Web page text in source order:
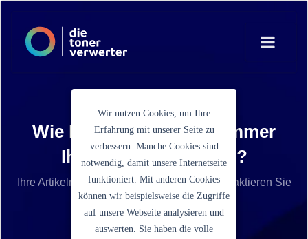
Wie lautet die Artikelnummer
Ihrer Tonerkartusche?
Ihre Artikelnummer ist nicht aufgelistet? Kontaktieren Sie
unseren Service.
Wir nutzen Cookies, um Ihre
Erfahrung mit unserer Seite zu
verbessern. Manche Cookies sind
notwendig, damit unsere Internetseite
funktioniert. Mit anderen Cookies
können wir beispielsweise die Zugriffe
auf unsere Webseite analysieren und
auswerten. Sie haben die volle